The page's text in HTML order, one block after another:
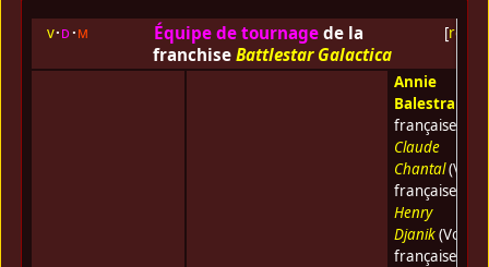
[
v d m Équipe de tournagede la
franchiseBattlestar Galactica
Annie
Balestra
française) •
Claude
Chantal(Voix
française) •
Henry
Djanik(Voix
française) •